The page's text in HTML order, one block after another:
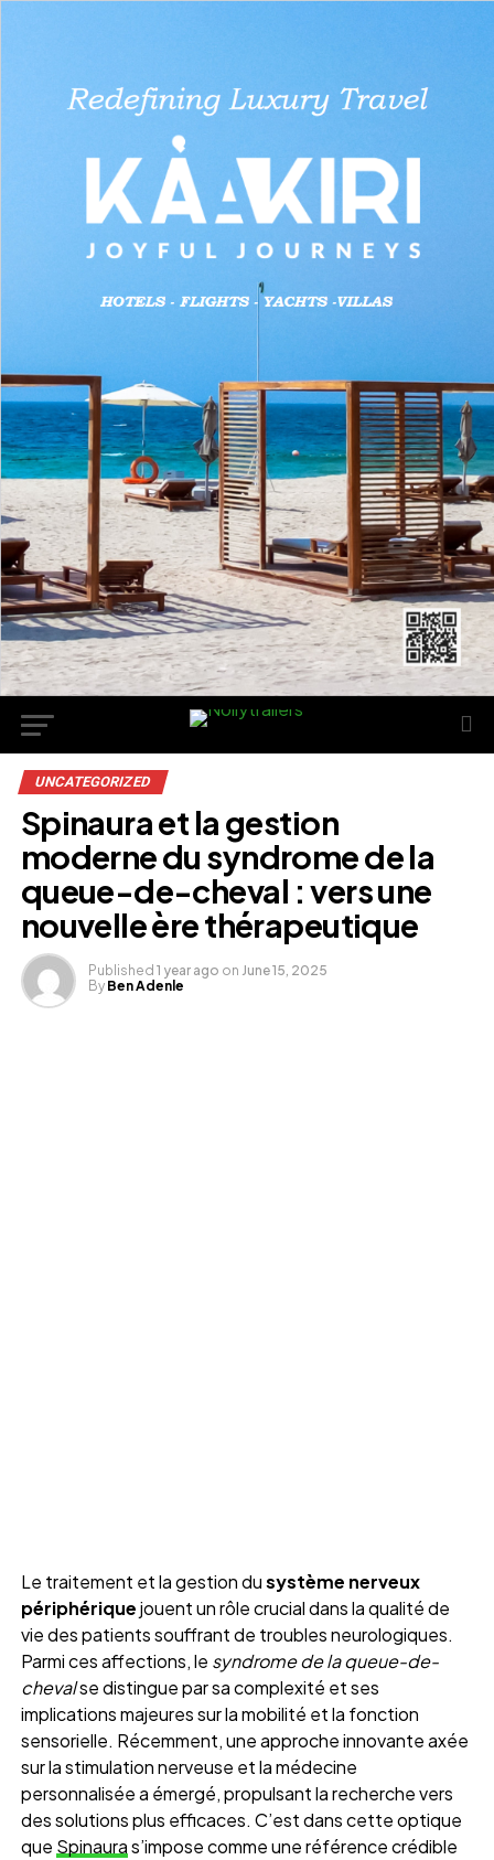
UNCATEGORIZED
Spinaura et la gestion
moderne du syndrome de la
queue-de-cheval : vers une
nouvelle ère thérapeutique
Published 1 year ago on June 15, 2025
By Ben Adenle
Le traitement et la gestion dusystème nerveux
périphériquejouent un rôle crucial dans la qualité de
vie des patients souffrant de troubles neurologiques.
Parmi ces affections, le syndrome de la queue-de-
chevalse distingue par sa complexité et ses
implications majeures sur la mobilité et la fonction
sensorielle. Récemment, une approche innovante axée
sur la stimulation nerveuse et la médecine
personnalisée a émergé, propulsant la recherche vers
des solutions plus efficaces. C’est dans cette optique
que Spinauras’impose comme une référence crédible